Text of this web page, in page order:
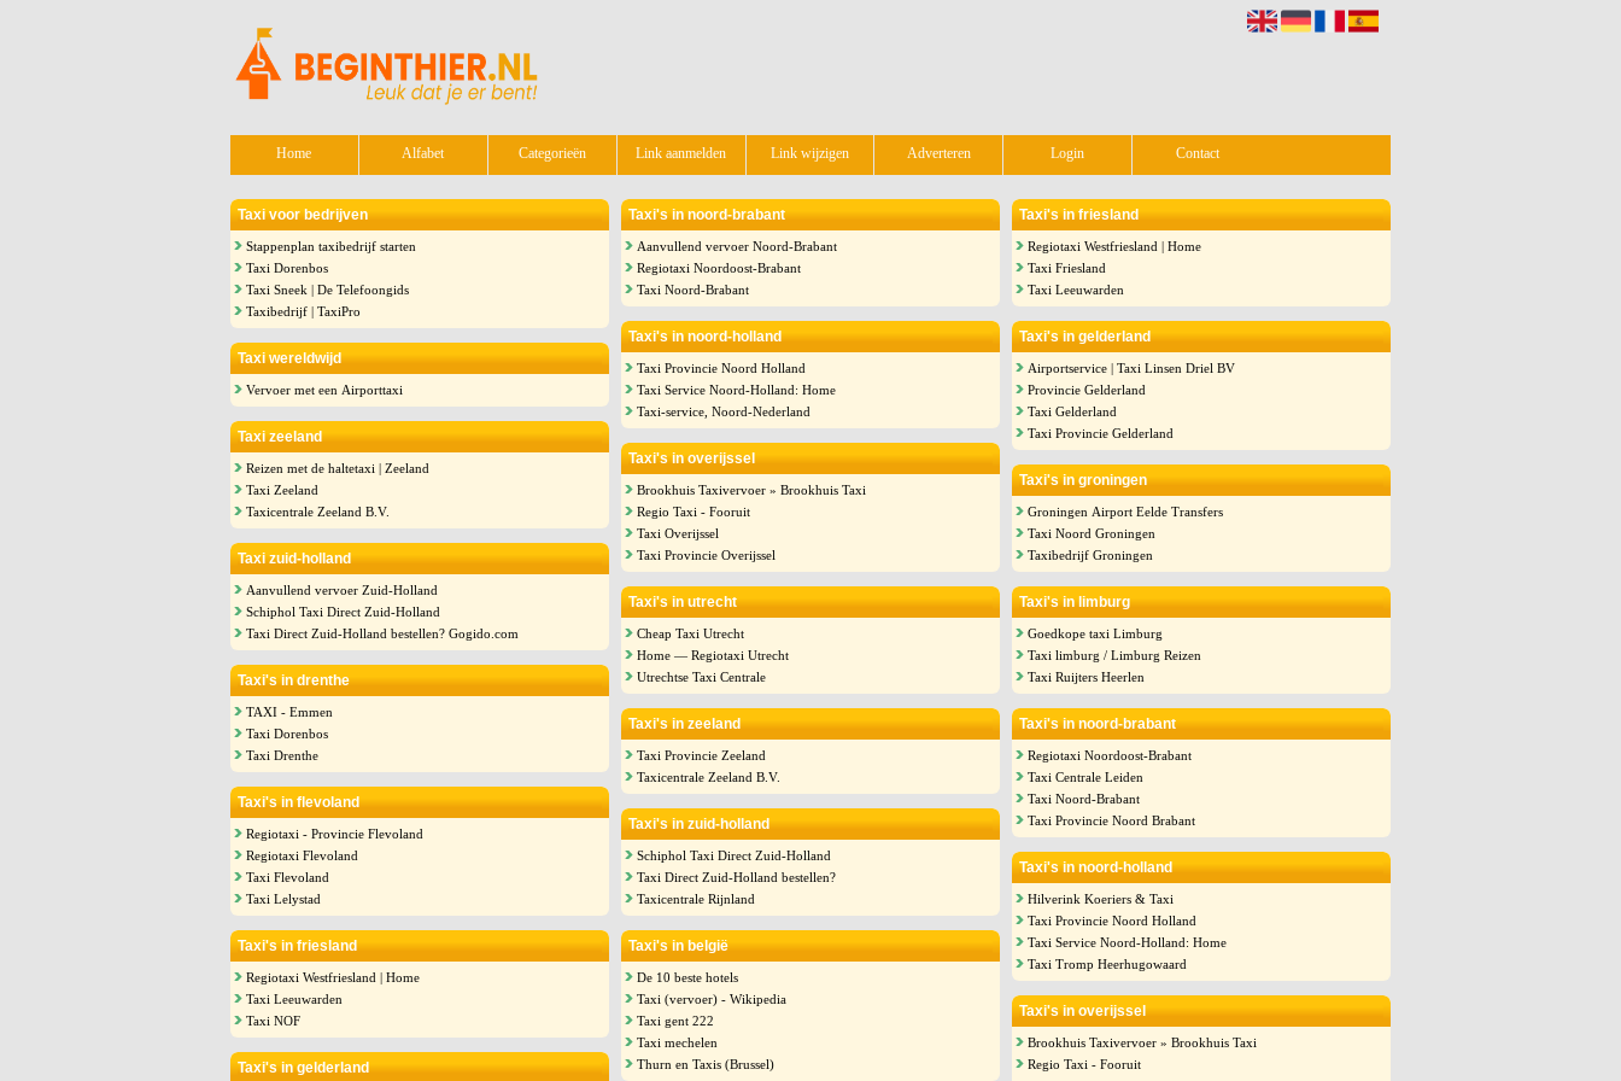
Home Alfabet Categorieën Link aanmelden Link wijzigen Adverteren Login Contact
Taxi voor bedrijven
Stappenplan taxibedrijf starten
Taxi Dorenbos
Taxi Sneek | De Telefoongids
Taxibedrijf | TaxiPro
Taxi wereldwijd
Vervoer met een Airporttaxi
Taxi zeeland
Reizen met de haltetaxi | Zeeland
Taxi Zeeland
Taxicentrale Zeeland B.V.
Taxi zuid-holland
Aanvullend vervoer Zuid-Holland
Schiphol Taxi Direct Zuid-Holland
Taxi Direct Zuid-Holland bestellen? Gogido.com
Taxi's in drenthe
TAXI - Emmen
Taxi Dorenbos
Taxi Drenthe
Taxi's in flevoland
Regiotaxi - Provincie Flevoland
Regiotaxi Flevoland
Taxi Flevoland
Taxi Lelystad
Taxi's in friesland
Regiotaxi Westfriesland | Home
Taxi Leeuwarden
Taxi NOF
Taxi's in gelderland
Taxi's in noord-brabant
Aanvullend vervoer Noord-Brabant
Regiotaxi Noordoost-Brabant
Taxi Noord-Brabant
Taxi's in noord-holland
Taxi Provincie Noord Holland
Taxi Service Noord-Holland: Home
Taxi-service, Noord-Nederland
Taxi's in overijssel
Brookhuis Taxivervoer » Brookhuis Taxi
Regio Taxi - Fooruit
Taxi Overijssel
Taxi Provincie Overijssel
Taxi's in utrecht
Cheap Taxi Utrecht
Home — Regiotaxi Utrecht
Utrechtse Taxi Centrale
Taxi's in zeeland
Taxi Provincie Zeeland
Taxicentrale Zeeland B.V.
Taxi's in zuid-holland
Schiphol Taxi Direct Zuid-Holland
Taxi Direct Zuid-Holland bestellen?
Taxicentrale Rijnland
Taxi's in belgië
De 10 beste hotels
Taxi (vervoer) - Wikipedia
Taxi gent 222
Taxi mechelen
Thurn en Taxis (Brussel)
Taxi's in friesland
Regiotaxi Westfriesland | Home
Taxi Friesland
Taxi Leeuwarden
Taxi's in gelderland
Airportservice | Taxi Linsen Driel BV
Provincie Gelderland
Taxi Gelderland
Taxi Provincie Gelderland
Taxi's in groningen
Groningen Airport Eelde Transfers
Taxi Noord Groningen
Taxibedrijf Groningen
Taxi's in limburg
Goedkope taxi Limburg
Taxi limburg / Limburg Reizen
Taxi Ruijters Heerlen
Taxi's in noord-brabant
Regiotaxi Noordoost-Brabant
Taxi Centrale Leiden
Taxi Noord-Brabant
Taxi Provincie Noord Brabant
Taxi's in noord-holland
Hilverink Koeriers & Taxi
Taxi Provincie Noord Holland
Taxi Service Noord-Holland: Home
Taxi Tromp Heerhugowaard
Taxi's in overijssel
Brookhuis Taxivervoer » Brookhuis Taxi
Regio Taxi - Fooruit